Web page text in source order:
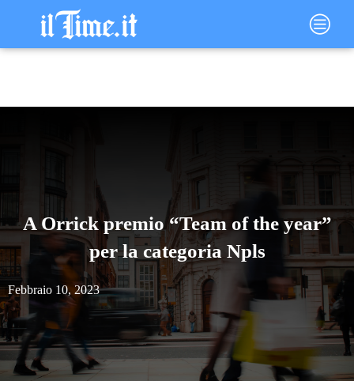
contenuto
Main
Menu
A Orrick premio “Team of the year”
per la categoria Npls
Febbraio 10, 2023